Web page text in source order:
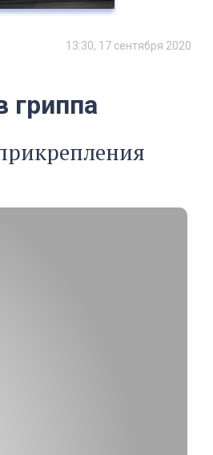
13:30, 17 сентября 2020
гриппа